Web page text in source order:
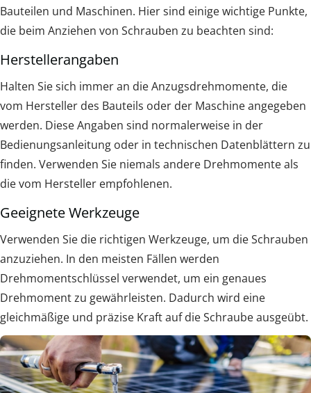
Bauteilen und Maschinen. Hier sind einige wichtige Punkte,
die beim Anziehen von Schrauben zu beachten sind:
Herstellerangaben
Halten Sie sich immer an die Anzugsdrehmomente, die
vom Hersteller des Bauteils oder der Maschine angegeben
werden. Diese Angaben sind normalerweise in der
Bedienungsanleitung oder in technischen Datenblättern zu
finden. Verwenden Sie niemals andere Drehmomente als
die vom Hersteller empfohlenen.
Geeignete Werkzeuge
Verwenden Sie die richtigen Werkzeuge, um die Schrauben
anzuziehen. In den meisten Fällen werden
Drehmomentschlüssel verwendet, um ein genaues
Drehmoment zu gewährleisten. Dadurch wird eine
gleichmäßige und präzise Kraft auf die Schraube ausgeübt.